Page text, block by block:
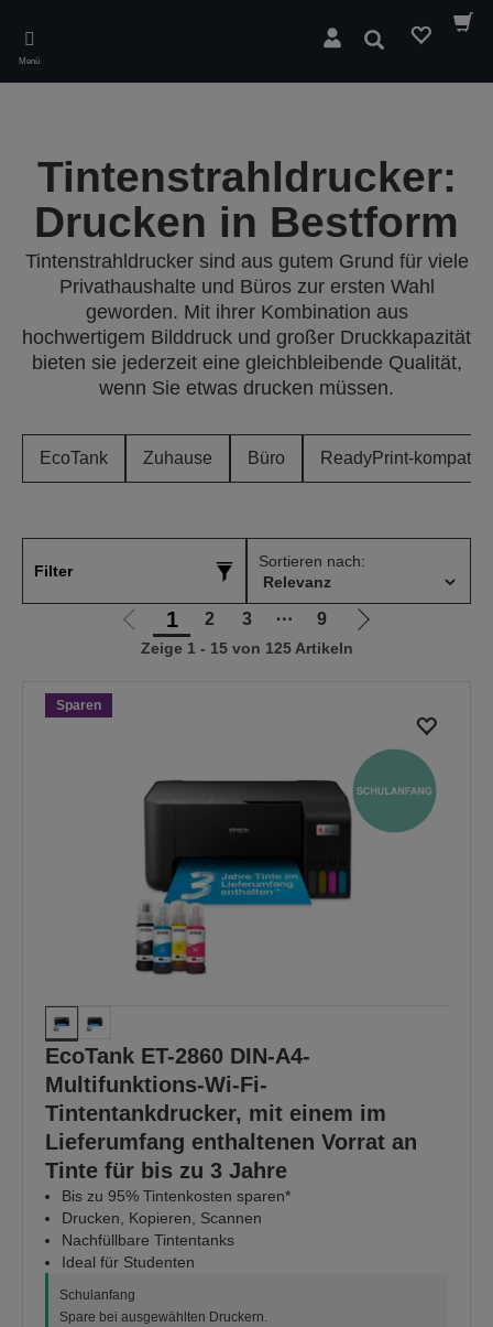
main
content
Menü
Suchen
Tintenstrahldrucker:
Drucken in Bestform
Tintenstrahldrucker sind aus gutem Grund für viele
Privathaushalte und Büros zur ersten Wahl
geworden. Mit ihrer Kombination aus
hochwertigem Bilddruck und großer Druckkapazität
bieten sie jederzeit eine gleichbleibende Qualität,
wenn Sie etwas drucken müssen.
EcoTank Zuhause Büro ReadyPrint-
Filter
Sortieren nach:
Zur
vorherigen
1 2 3 ⋯ 9
Zur
Zeige 1 - 15 von 125 Artikeln
Sparen
EcoTank ET-2860 DIN-A4-
Multifunktions-Wi-Fi-
Tintentankdrucker, mit einem im
Lieferumfang enthaltenen Vorrat an
Tinte für bis zu 3 Jahre
Bis zu 95% Tintenkosten sparen*
Drucken, Kopieren, Scannen
Nachfüllbare Tintentanks
Ideal für Studenten
Schulanfang
Spare bei ausgewählten Druckern.